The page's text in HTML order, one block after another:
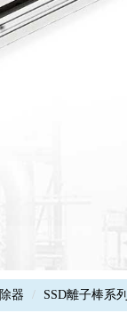
器 SSD離子棒系列